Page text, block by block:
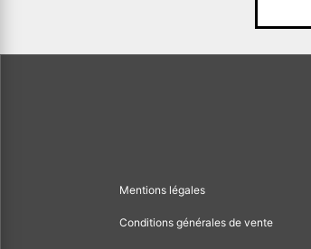
Mentions légales
Conditions générales de vente